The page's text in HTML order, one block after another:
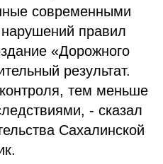
современными
правил
«Дорожного
результат.
тем меньше
- сказал
Сахалинской